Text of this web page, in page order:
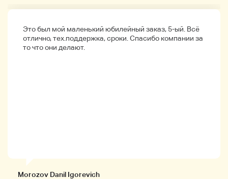
Это был мой маленький юбилейный заказ, 5-ый. Всё
отлично, тех.поддержка, сроки. Спасибо компании за
то что они делают.
Morozov Danil Igorevich